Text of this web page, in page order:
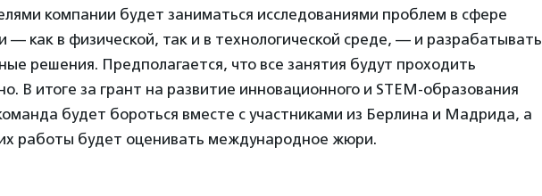
компании будет заниматься исследованиями проблем в сфере
— как в физической, так и в технологической среде, — и разрабатывать
решения. Предполагается, что все занятия будут проходить
В итоге за грант на развитие инновационного и STEM-образования
будет бороться вместе с участниками из Берлина и Мадрида, а
работы будет оценивать международное жюри.